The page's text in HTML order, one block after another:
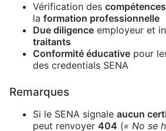
Vérification des
la formation professionnelle
Due diligence employeur et
traitants
Conformité éducative pour
des credentials SENA
Remarques
Si le SENA signale aucun
peut renvoyer 404 (« No se